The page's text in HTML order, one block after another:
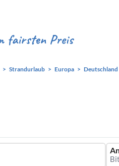
Strandurlaub Europa Deutschland